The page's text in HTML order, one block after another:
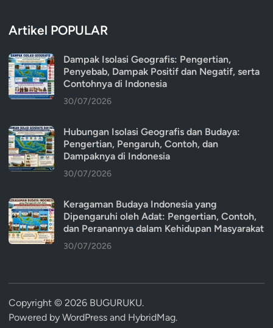
Artikel POPULAR
Dampak Isolasi Geografis: Pengertian,
Penyebab, Dampak Positif dan Negatif, serta
Contohnya di Indonesia
30/07/2026
Hubungan Isolasi Geografis dan Budaya:
Pengertian, Pengaruh, Contoh, dan
Dampaknya di Indonesia
30/07/2026
Keragaman Budaya Indonesia yang
Dipengaruhi oleh Adat: Pengertian, Contoh,
dan Peranannya dalam Kehidupan Masyarakat
30/07/2026
Copyright © 2026 BUGURUKU.
Powered by WordPress and HybridMag.